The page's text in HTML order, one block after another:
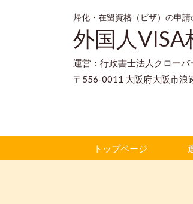
帰化・在留資格（ビザ）の申請
外国人
運営：行政書士法人クローバ
〒556-0011 大阪府大阪市浪
トップページ